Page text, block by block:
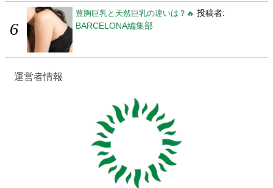
豊胸巨乳と天然巨乳の違いは？🔥 投稿者:
BARCELONA編集部
運営者情報